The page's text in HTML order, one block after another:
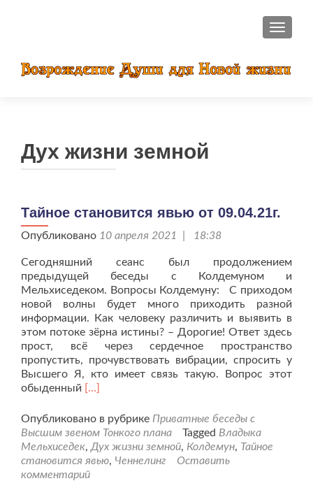
Дух жизни земной
Тайное становится явью от 09.04.21г.
Опубликовано 10 апреля 2021 | 18:38
Сегодняшний сеанс был продолжением
предыдущей беседы с Колдемуном и
Мельхиседеком. Вопросы Колдемуну: С приходом
новой волны будет много приходить разной
информации. Как человеку различить и выявить в
этом потоке зёрна истины? – Дорогие! Ответ здесь
прост, всё через сердечное пространство
пропустить, прочувствовать вибрации, спросить у
Высшего Я, кто имеет связь такую. Вопрос этот
обыденный Читать
проТайное
становится
явью
от
09.04.21г.
[…]
Опубликовано в рубрике Приватные беседы с
Высшим звеном Тонкого плана
Tagged Владыка
Мельхиседек, Дух жизни земной, Колдемун, Тайное
становится явью, Ченнелинг
Оставить
комментарий